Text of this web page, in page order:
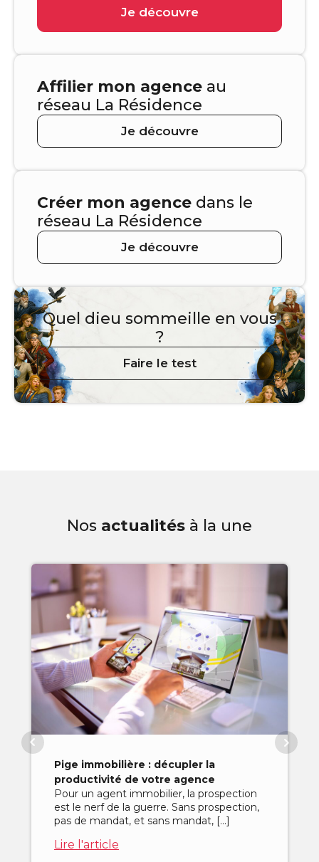
Je découvre
Affilier mon agence au
réseau La Résidence
Je découvre
Créer mon agence dans le
réseau La Résidence
Je découvre
Quel dieu sommeille en vous
?
Faire le test
Nos actualités à la une
Pige immobilière : décupler la
productivité de votre agence
Pour un agent immobilier, la prospection
est le nerf de la guerre. Sans prospection,
pas de mandat, et sans mandat, […]
Lire l'article